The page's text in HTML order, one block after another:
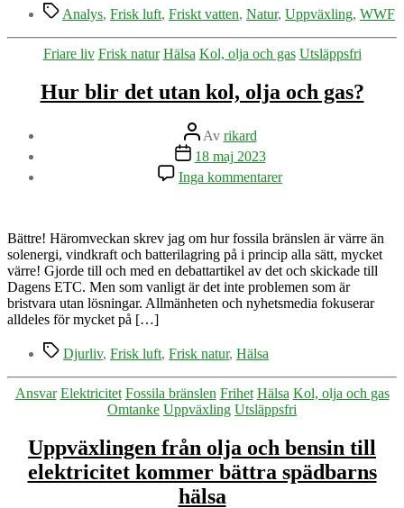
Etiketter
Analys, Frisk luft, Friskt vatten, Natur, Uppväxling, WWF
Kategorier
Friare liv Frisk natur Hälsa Kol, olja och gas Utsläppsfri
Hur blir det utan kol, olja och gas?
Inläggsförfattare
Av rikard
Inläggsdatum
18 maj 2023
Inga kommentarertill
Hur
utan
kol,
olja
och
gas?
Bättre! Häromveckan skrev jag om hur fossila bränslen är värre än
solenergi, vindkraft och batterilagring på i princip alla sätt, mycket
värre! Gjorde till och med en debattartikel av det och skickade till
Dagens ETC. Men som vanligt är det inte problemen som är
bristvara utan lösningar. Allmänheten och nyhetsmedia fokuserar
alldeles för mycket på […]
Etiketter
Djurliv, Frisk luft, Frisk natur, Hälsa
Kategorier
Ansvar Elektricitet Fossila bränslen Frihet Hälsa Kol, olja och gas
Omtanke Uppväxling Utsläppsfri
Uppväxlingen från olja och bensin till
elektricitet kommer bättra spädbarns
hälsa